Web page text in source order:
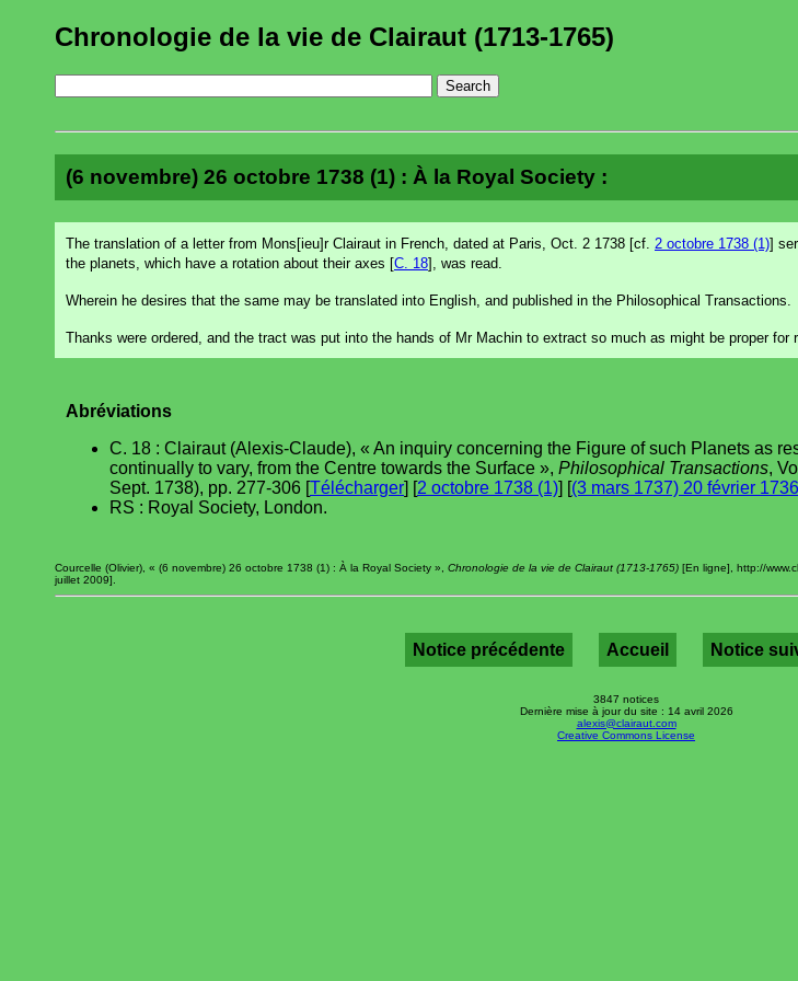
Chronologie de la vie de Clairaut (1713-1765)
(6 novembre) 26 octobre 1738 (1) : À la Royal Society :
The translation of a letter from Mons[ieu]r Clairaut in French, dated at Paris, Oct. 2 1738 [cf. 2 octobre 1738 (1)]
the planets, which have a rotation about their axes [C. 18], was read.
Wherein he desires that the same may be translated into English, and published in the Philosophical Transactions.
Thanks were ordered, and the tract was put into the hands of Mr Machin to extract so much as might be proper for
Abréviations
C. 18 : Clairaut (Alexis-Claude), « An inquiry concerning the Figure of such Planets as
continually to vary, from the Centre towards the Surface », Philosophical Transactions,
Sept. 1738), pp. 277-306 [Télécharger] [2 octobre 1738 (1)] [(3 mars 1737) 20 février 1736
RS : Royal Society, London.
Courcelle (Olivier), « (6 novembre) 26 octobre 1738 (1) : À la Royal Society », Chronologie de la vie de Clairaut (1713-1765) [En ligne], http://
juillet 2009].
Notice précédente Accueil Notice
3847 notices
Dernière mise à jour du site : 14 avril 2026
alexis@clairaut.com
Creative Commons License